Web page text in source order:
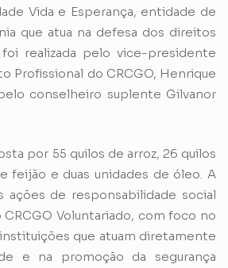
Vida e Esperança, entidade de
que atua na defesa dos direitos
realizada pelo vice-presidente
Profissional do CRCGO, Henrique
conselheiro suplente Gilvanor
por 55 quilos de arroz, 26 quilos
feijão e duas unidades de óleo. A
ações de responsabilidade social
Voluntariado, com foco no
que atuam diretamente
e na promoção da segurança